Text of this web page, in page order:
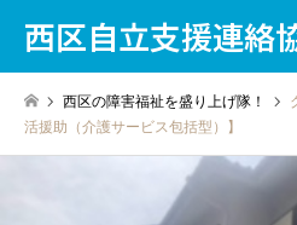
西区自立支援連絡
西区の障害福祉を盛り上げ隊！
活援助（介護サービス包括型）】